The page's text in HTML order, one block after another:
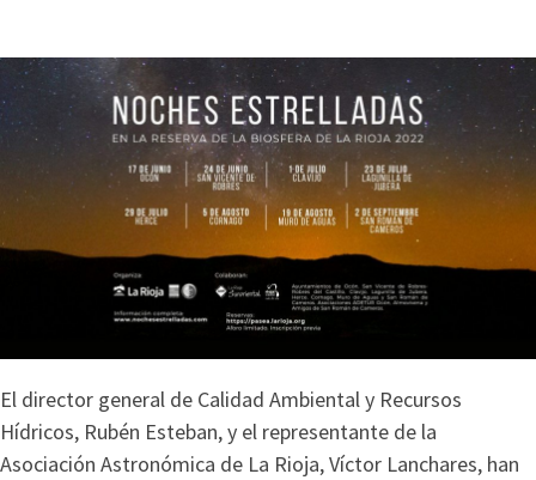
El director general de Calidad Ambiental y Recursos
Hídricos, Rubén Esteban, y el representante de la
Asociación Astronómica de La Rioja, Víctor Lanchares, han